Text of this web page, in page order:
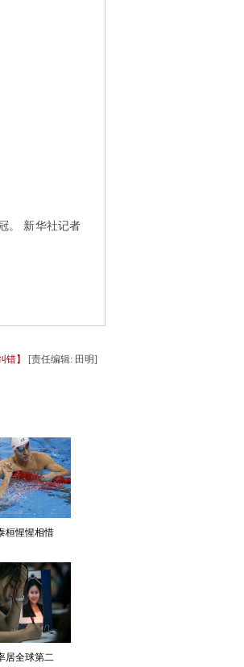
。 新华社记者
错】 [责任编辑: 田明]
桓惺惺相惜
居全球第二